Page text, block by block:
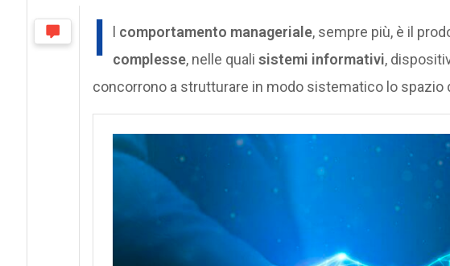
I l comportamento manageriale, sempre più, è il
complesse, nelle quali sistemi informativi,
concorrono a strutturare in modo sistematico lo spazio